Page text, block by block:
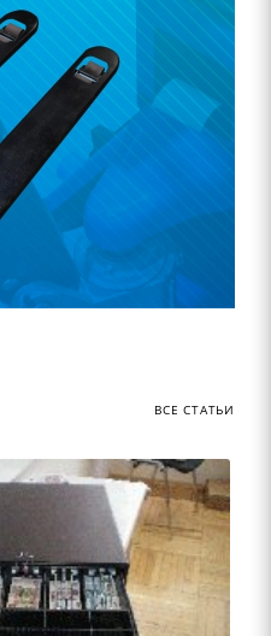
ВСЕ СТАТЬИ